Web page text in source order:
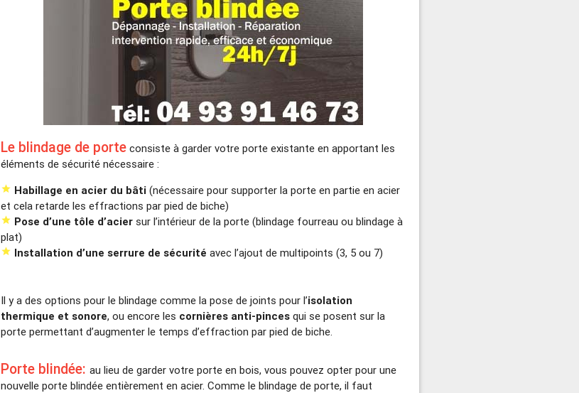
Le blindage de porte consiste à garder votre porte existante en apportant les
éléments de sécurité nécessaire :
 Habillage en acier du bâti (nécessaire pour supporter la porte en partie en acier
et cela retarde les effractions par pied de biche)
 Pose d’une tôle d’acier sur l’intérieur de la porte (blindage fourreau ou blindage à
plat)
 Installation d’une serrure de sécurité avec l’ajout de multipoints (3, 5 ou 7)
Il y a des options pour le blindage comme la pose de joints pour l’isolation
thermique et sonore, ou encore les cornières anti-pinces qui se posent sur la
porte permettant d’augmenter le temps d’effraction par pied de biche.
Porte blindée:au lieu de garder votre porte en bois, vous pouvez opter pour une
nouvelle porte blindée entièrement en acier. Comme le blindage de porte, il faut